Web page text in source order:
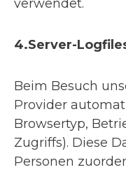
verwendet.
4.Server-
Beim Besuch
Provider
Browsertyp,
Zugriffs). Diese
Personen